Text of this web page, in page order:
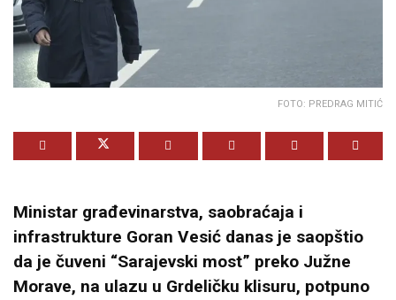
FOTO: PREDRAG MITIĆ
Ministar građevinarstva, saobraćaja i
infrastrukture Goran Vesić danas je saopštio
da je čuveni “Sarajevski most” preko Južne
Morave, na ulazu u Grdeličku klisuru, potpuno